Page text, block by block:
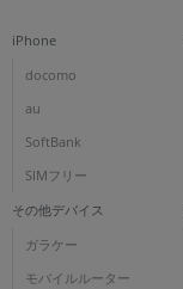
iPhone
docomo
au
SoftBank
SIMフリー
その他デバイス
ガラケー
モバイルルーター